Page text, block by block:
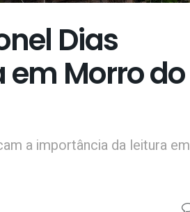
Dias
em Morro do
a importância da leitura em